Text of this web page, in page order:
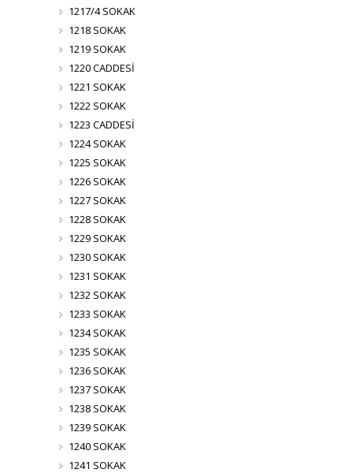
1217/4 SOKAK
1218 SOKAK
1219 SOKAK
1220 CADDESİ
1221 SOKAK
1222 SOKAK
1223 CADDESİ
1224 SOKAK
1225 SOKAK
1226 SOKAK
1227 SOKAK
1228 SOKAK
1229 SOKAK
1230 SOKAK
1231 SOKAK
1232 SOKAK
1233 SOKAK
1234 SOKAK
1235 SOKAK
1236 SOKAK
1237 SOKAK
1238 SOKAK
1239 SOKAK
1240 SOKAK
1241 SOKAK